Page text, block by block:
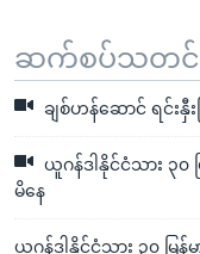
ဆက်စပ်သတင်းမ
ချစ်ဟန်ဆောင် ရင်း
ယူဂန်ဒါနိုင်ငံသား ၃
မိနေ
ယူဂန်ဒါနိုင်ငံသား ၃၀ မြ